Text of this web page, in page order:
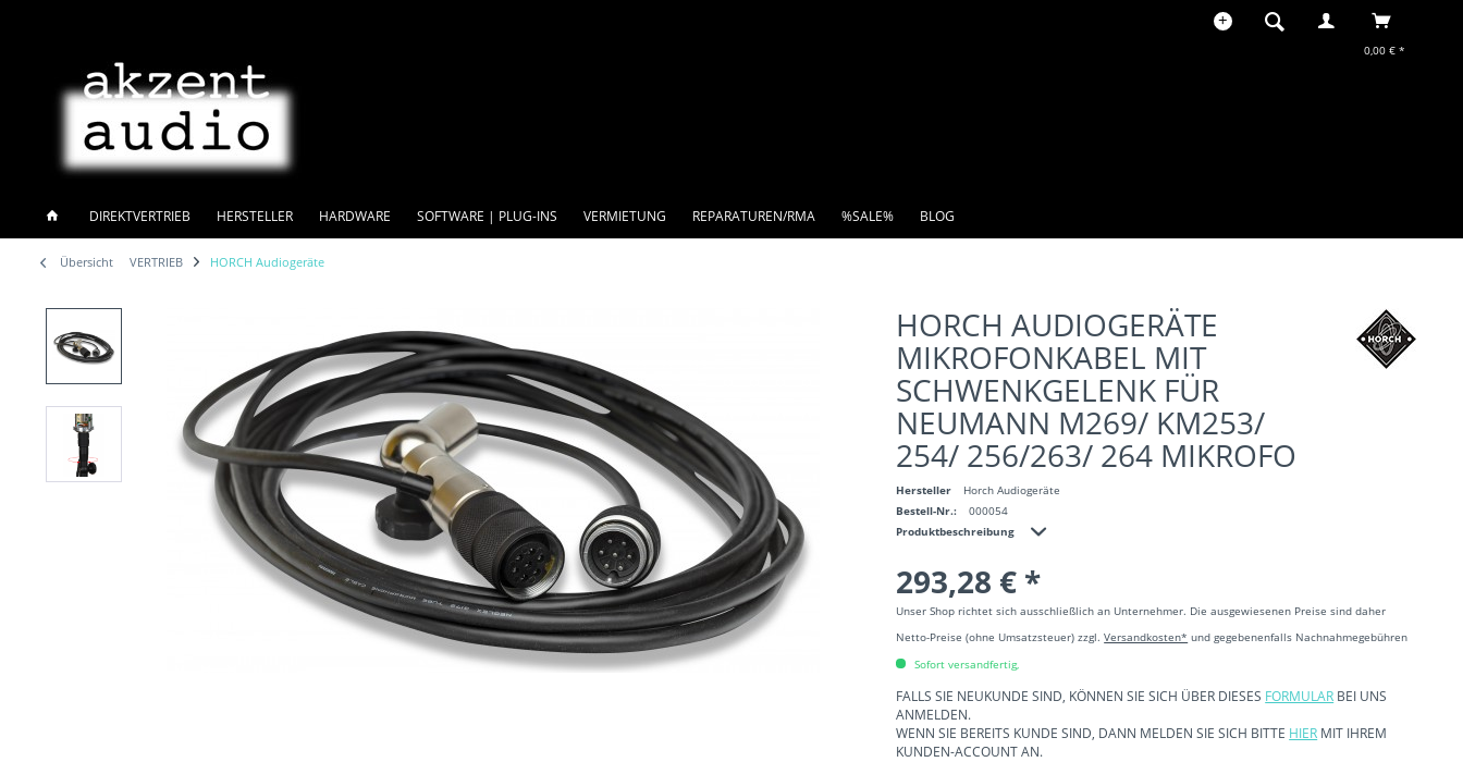
0,00 € *
DIREKTVERTRIEB HERSTELLER HARDWARE SOFTWARE | PLUG-INS VERMIETUNG REPARATUREN/RMA %SALE% BLOG
Übersicht VERTRIEB HORCH Audiogeräte
HORCH AUDIOGERÄTE
MIKROFONKABEL MIT
SCHWENKGELENK FÜR
NEUMANN M269/ KM253/
254/ 256/263/ 264 MIKROFO
Hersteller
Horch Audiogeräte
Bestell-Nr.:
000054
Produktbeschreibung
293,28 € *
Unser Shop richtet sich ausschließlich an Unternehmer. Die ausgewiesenen Preise sind daher
Netto-Preise (ohne Umsatzsteuer) zzgl.Versandkosten* und gegebenenfalls Nachnahmegebühren
Sofort versandfertig,
FALLS SIE NEUKUNDE SIND, KÖNNEN SIE SICH ÜBER DIESES FORMULAR BEI UNS
ANMELDEN.
WENN SIE BEREITS KUNDE SIND, DANN MELDEN SIE SICH BITTE HIER MIT IHREM
KUNDEN-ACCOUNT AN.